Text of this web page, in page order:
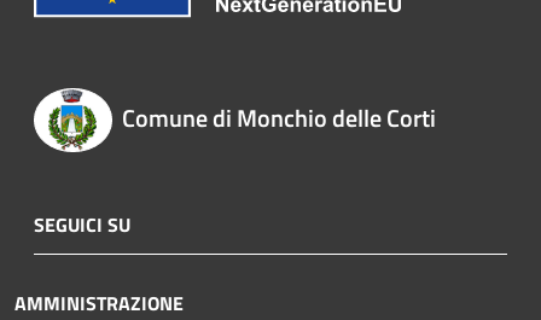
Comune di Monchio delle Corti
SEGUICI SU
AMMINISTRAZIONE